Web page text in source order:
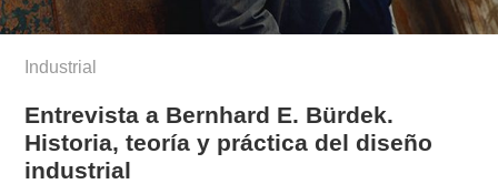
Industrial
Entrevista a Bernhard E. Bürdek.
Historia, teoría y práctica del diseño
industrial